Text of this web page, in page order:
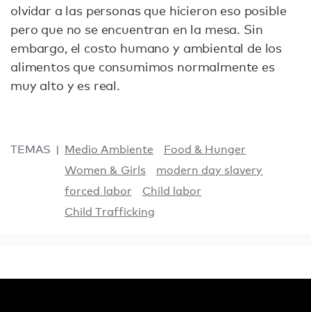
olvidar a las personas que hicieron eso posible
pero que no se encuentran en la mesa. Sin
embargo, el costo humano y ambiental de los
alimentos que consumimos normalmente es
muy alto y es real.
TEMAS Medio Ambiente
Food & Hunger
Women & Girls
modern day slavery
forced labor
Child labor
Child Trafficking